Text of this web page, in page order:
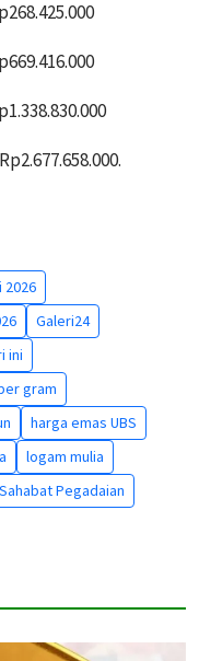
2026
Galeri24
ini
gram
harga emas UBS
logam mulia
Sahabat Pegadaian